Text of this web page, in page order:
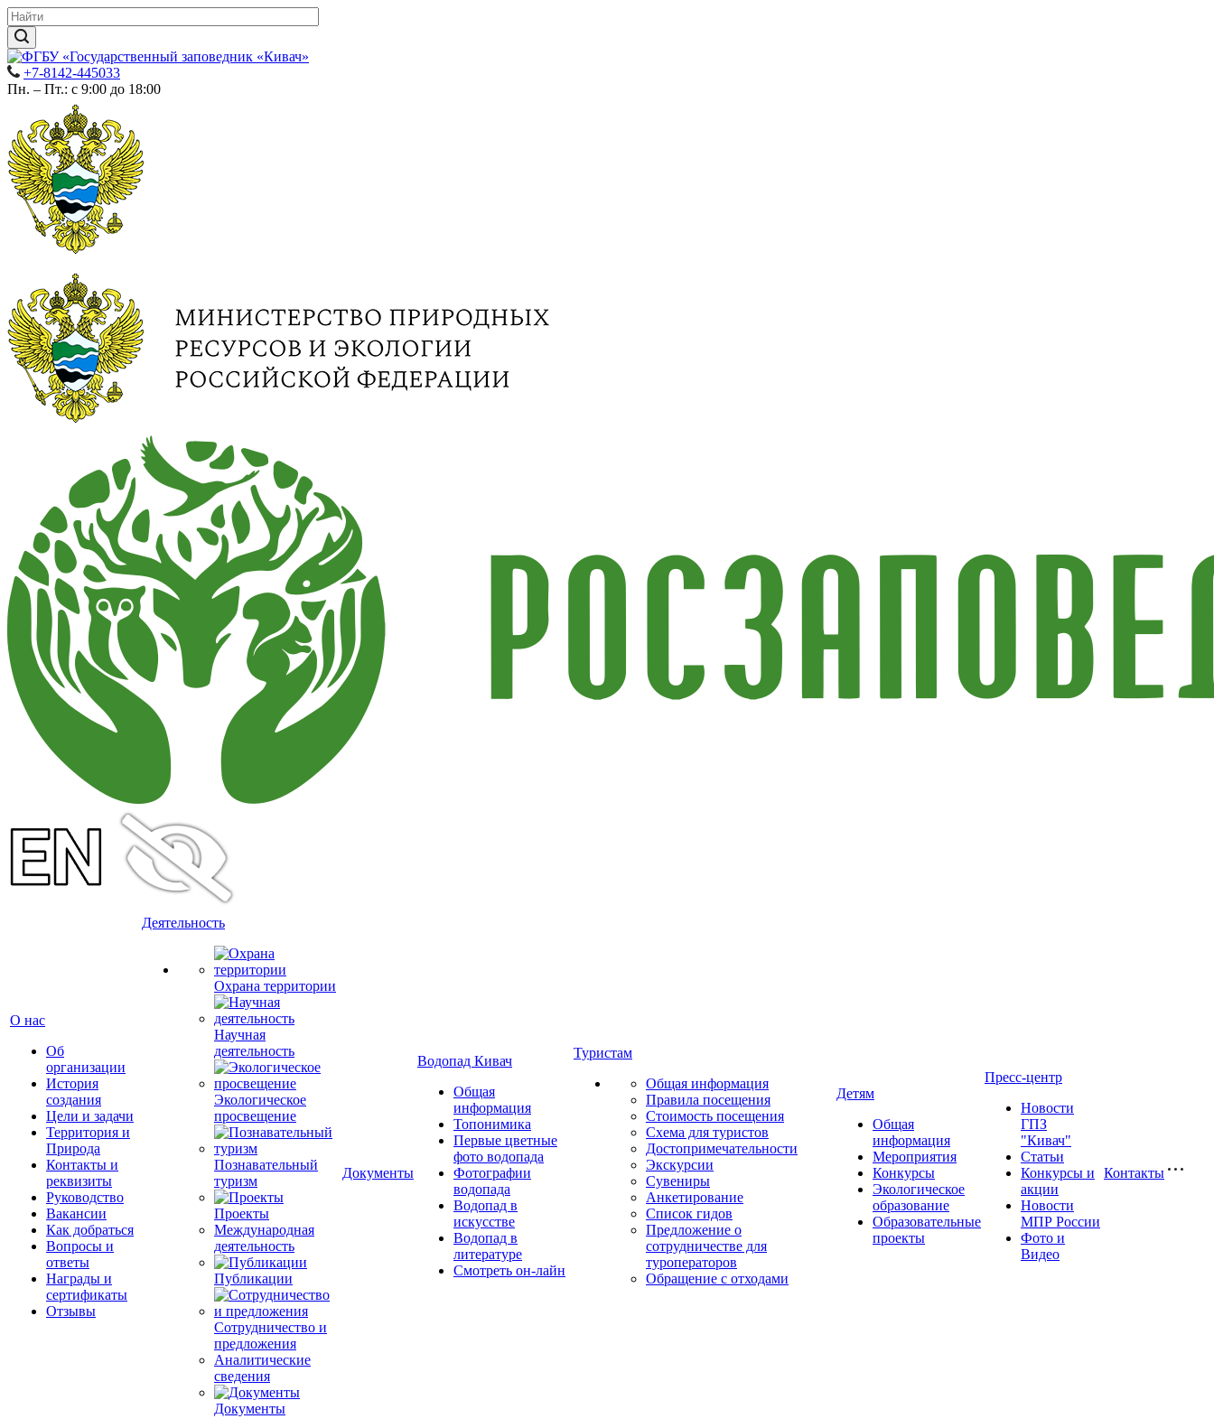
+7-8142-445033
Пн. – Пт.: с 9:00 до 18:00
О нас
Об
организации
История
создания
Цели и задачи
Территория и
Природа
Контакты и
реквизиты
Руководство
Вакансии
Как добраться
Вопросы и
ответы
Награды и
сертификаты
Отзывы
Деятельность
Охрана территории
Научная
деятельность
Экологическое
просвещение
Познавательный
туризм
Проекты
Международная
деятельность
Публикации
Сотрудничество и
предложения
Аналитические
сведения
Документы
Документы
Водопад Кивач
Общая
информация
Топонимика
Первые цветные
фото водопада
Фотографии
водопада
Водопад в
искусстве
Водопад в
литературе
Смотреть он-лайн
Туристам
Общая информация
Правила посещения
Стоимость посещения
Схема для туристов
Достопримечательности
Экскурсии
Сувениры
Анкетирование
Список гидов
Предложение о
сотрудничестве для
туроператоров
Обращение с отходами
Детям
Общая
информация
Мероприятия
Конкурсы
Экологическое
образование
Образовательные
проекты
Пресс-центр
Новости
ГПЗ
"Кивач"
Статьи
Конкурсы и
акции
Новости
МПР России
Фото и
Видео
Контакты